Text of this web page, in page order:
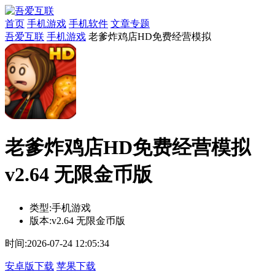
首页 手机游戏 手机软件 文章专题
吾爱互联 手机游戏 老爹炸鸡店HD免费经营模拟
老爹炸鸡店HD免费经营模拟
v2.64 无限金币版
类型:手机游戏
版本:v2.64 无限金币版
时间:2026-07-24 12:05:34
安卓版下载 苹果下载